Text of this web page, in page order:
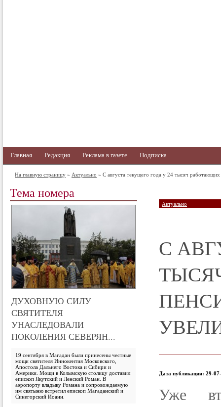
Главная Редакция Реклама в газете Подписка
На главную страницу » Актуально » С августа текущего года у 24 тысяч
Тема номера
ДУХОВНУЮ СИЛУ
СВЯТИТЕЛЯ
УНАСЛЕДОВАЛИ
ПОКОЛЕНИЯ СЕВЕРЯН...
19 сентября в Магадан были принесены честные
мощи святителя Иннокентия Московского,
Апостола Дальнего Востока и Сибири и
Америки. Мощи в Колымскую столицу доставил
епископ Якутский и Ленский Роман. В
аэропорту владыку Романа и сопровождаемую
им святыню встретил епископ Магаданский и
Синегорский Иоанн.
Актуально
С
Дата публикации: 29-
Уже